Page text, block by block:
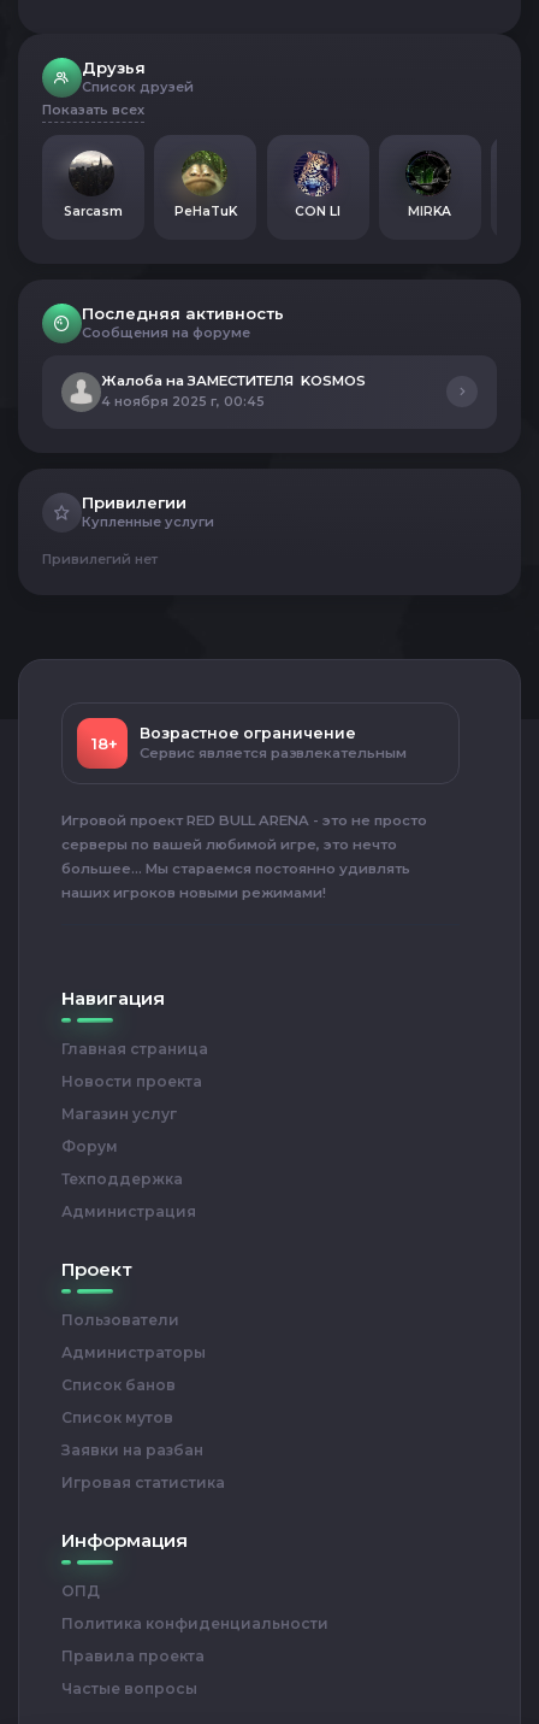
Друзья
Список друзей
Показать всех
Sarcasm PeHaTuK СОN LI MIRKA
Последняя активность
Сообщения на форуме
Жалоба на ЗАМЕСТИТЕЛЯ KOSMOS
4 ноября 2025 г, 00:45
Привилегии
Купленные услуги
Привилегий нет
18+
Возрастное ограничение
Сервис является развлекательным
Игровой проект RED BULL ARENA - это не просто
серверы по вашей любимой игре, это нечто
большее... Мы стараемся постоянно удивлять
наших игроков новыми режимами!
Навигация
Главная страница
Новости проекта
Магазин услуг
Форум
Техподдержка
Администрация
Проект
Пользователи
Администраторы
Список банов
Список мутов
Заявки на разбан
Игровая статистика
Информация
ОПД
Политика конфиденциальности
Правила проекта
Частые вопросы